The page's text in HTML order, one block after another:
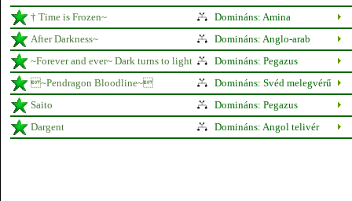
† Time is Frozen~
Domináns: Amina
After Darkness~
Domináns: Anglo-arab
~Forever and ever~ Dark turns to light
Domináns: Pegazus
~Pendragon Bloodline~
Domináns: Svéd melegvérű
Saito
Domináns: Pegazus
Dargent
Domináns: Angol telivér